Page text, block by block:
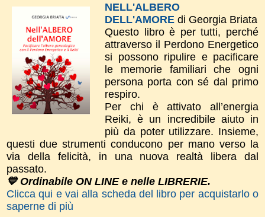
NELL'ALBERO
DELL'AMORE di Georgia Briata
Questo libro è per tutti, perché
attraverso il Perdono Energetico
si possono ripulire e pacificare
le memorie familiari che ogni
persona porta con sé dal primo
respiro.
Per chi è attivato all’energia
Reiki, è un incredibile aiuto in
più da poter utilizzare. Insieme,
questi due strumenti conducono per mano verso la
via della felicità, in una nuova realtà libera dal
passato.
💙 Ordinabile ON LINE e nelle LIBRERIE.
Clicca qui e vai alla scheda del libro per acquistarlo o
saperne di più